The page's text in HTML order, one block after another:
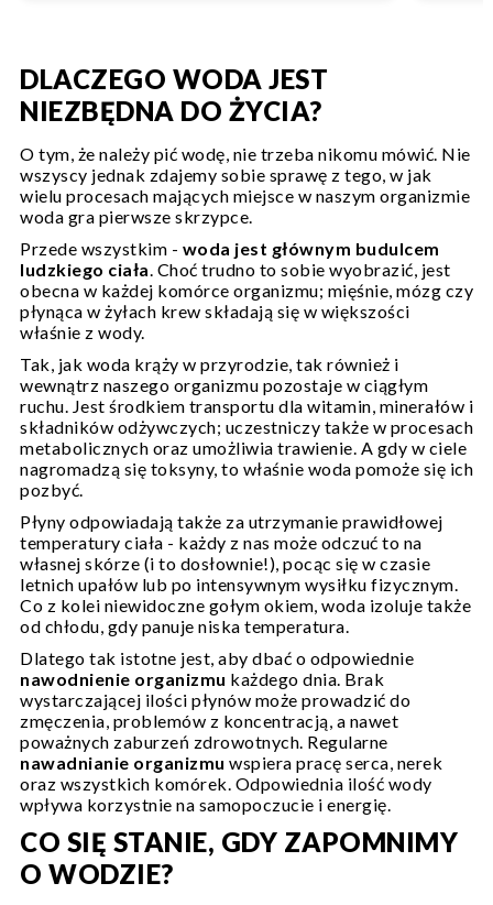
DLACZEGO WODA JEST
NIEZBĘDNA DO ŻYCIA?
O tym, że należy pić wodę, nie trzeba nikomu mówić. Nie
wszyscy jednak zdajemy sobie sprawę z tego, w jak
wielu procesach mających miejsce w naszym organizmie
woda gra pierwsze skrzypce.
Przede wszystkim - woda jest głównym budulcem
ludzkiego ciała. Choć trudno to sobie wyobrazić, jest
obecna w każdej komórce organizmu; mięśnie, mózg czy
płynąca w żyłach krew składają się w większości
właśnie z wody.
Tak, jak woda krąży w przyrodzie, tak również i
wewnątrz naszego organizmu pozostaje w ciągłym
ruchu. Jest środkiem transportu dla witamin, minerałów i
składników odżywczych; uczestniczy także w procesach
metabolicznych oraz umożliwia trawienie. A gdy w ciele
nagromadzą się toksyny, to właśnie woda pomoże się ich
pozbyć.
Płyny odpowiadają także za utrzymanie prawidłowej
temperatury ciała - każdy z nas może odczuć to na
własnej skórze (i to dosłownie!), pocąc się w czasie
letnich upałów lub po intensywnym wysiłku fizycznym.
Co z kolei niewidoczne gołym okiem, woda izoluje także
od chłodu, gdy panuje niska temperatura.
Dlatego tak istotne jest, aby dbać o odpowiednie
nawodnienie organizmu każdego dnia. Brak
wystarczającej ilości płynów może prowadzić do
zmęczenia, problemów z koncentracją, a nawet
poważnych zaburzeń zdrowotnych. Regularne
nawadnianie organizmu wspiera pracę serca, nerek
oraz wszystkich komórek. Odpowiednia ilość wody
wpływa korzystnie na samopoczucie i energię.
CO SIĘ STANIE, GDY ZAPOMNIMY
O WODZIE?